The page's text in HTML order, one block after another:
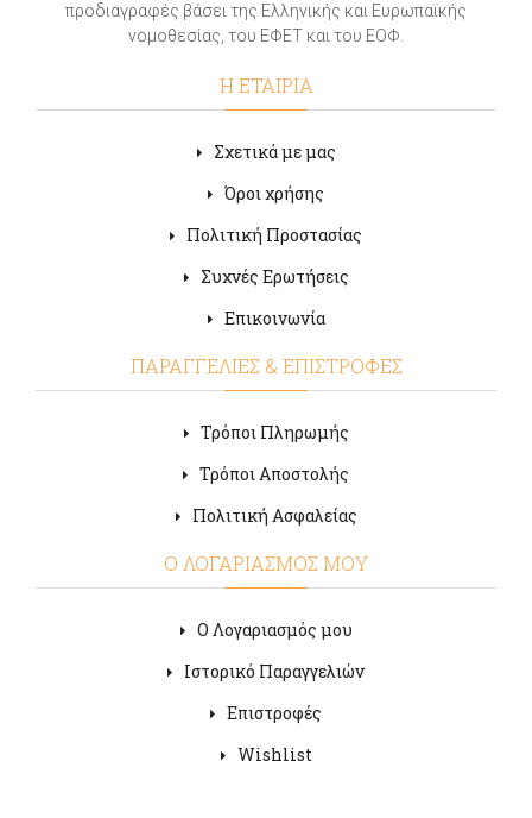
προδιαγραφές βάσει της Ελληνικής και Ευρωπαϊκής
νομοθεσίας, του ΕΦΕΤ και του ΕΟΦ.
Η ΕΤΑΙΡΙΑ
Σχετικά με μας
Όροι χρήσης
Πολιτική Προστασίας
Συχνές Ερωτήσεις
Επικοινωνία
ΠΑΡΑΓΓΕΛΙΕΣ & ΕΠΙΣΤΡΟΦΕΣ
Τρόποι Πληρωμής
Τρόποι Αποστολής
Πολιτική Ασφαλείας
Ο ΛΟΓΑΡΙΑΣΜΟΣ ΜΟΥ
Ο Λογαριασμός μου
Ιστορικό Παραγγελιών
Επιστροφές
Wishlist